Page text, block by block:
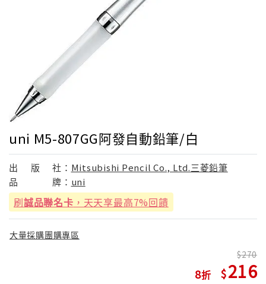
uni M5-807GG阿發自動鉛筆/白
出 版 社： Mitsubishi Pencil Co., Ltd.三菱鉛筆
品
牌： uni
刷誠品聯名卡 ，天天享最高7%回饋
大量採購團購專區
8
270
216